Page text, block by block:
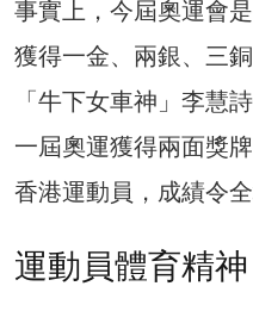
事實上，今屆奧運會
獲得一金、兩銀、三
「牛下女車神」李慧
一屆奧運獲得兩面獎
香港運動員，成績令全
運動員體育精